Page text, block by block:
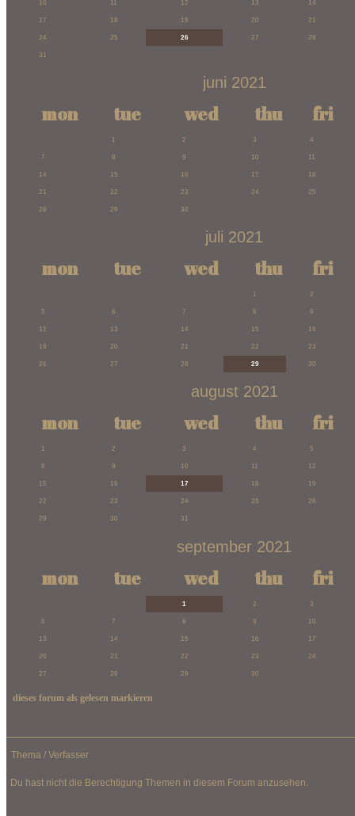
10 11 12 13 14
17 18 19 20 21
24 25 26 27 28
31
juni 2021
mon tue wed thu fri
1 2 3 4
7 8 9 10 11
14 15 16 17 18
21 22 23 24 25
28 29 30
juli 2021
mon tue wed thu fri
1 2
5 6 7 8 9
12 13 14 15 16
19 20 21 22 23
26 27 28 29 30
august 2021
mon tue wed thu fri
1 2 3 4 5
8 9 10 11 12
15 16 17 18 19
22 23 24 25 26
29 30 31
september 2021
mon tue wed thu fri
1 2 3
6 7 8 9 10
13 14 15 16 17
20 21 22 23 24
27 28 29 30
dieses forum als gelesen markieren
Thema / Verfasser
Du hast nicht die Berechtigung Themen in diesem Forum anzusehen.